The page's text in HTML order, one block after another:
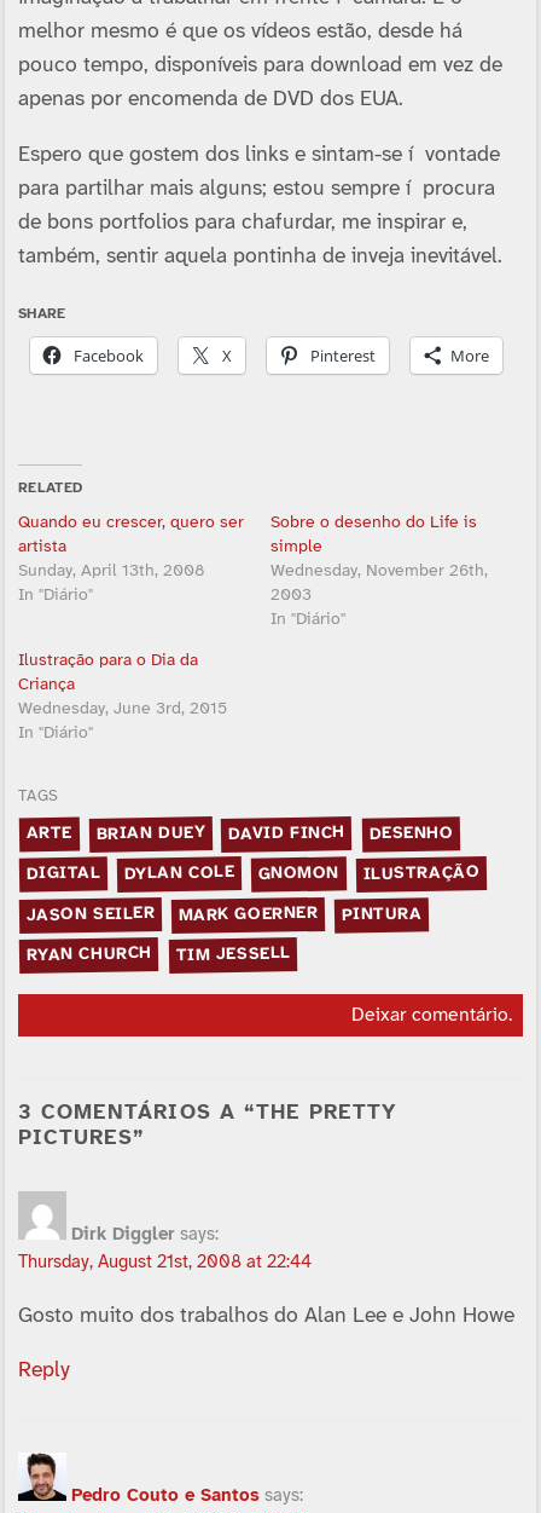
melhor mesmo é que os ví­deos estão, desde há
pouco tempo, disponí­veis para download em vez de
apenas por encomenda de DVD dos EUA.
Espero que gostem dos links e sintam-se í vontade
para partilhar mais alguns; estou sempre í procura
de bons portfolios para chafurdar, me inspirar e,
também, sentir aquela pontinha de inveja inevitável.
SHARE
Facebook X Pinterest More
RELATED
Quando eu crescer, quero ser
artista
Sunday, April 13th, 2008
In "Diário"
Sobre o desenho do Life is
simple
Wednesday, November 26th,
2003
In "Diário"
Ilustração para o Dia da
Criança
Wednesday, June 3rd, 2015
In "Diário"
TAGS
ARTE BRIAN DUEY DAVID FINCH DESENHO
DIGITAL DYLAN COLE GNOMON ILUSTRAÇÃO
JASON SEILER MARK GOERNER PINTURA
RYAN CHURCH TIM JESSELL
Deixar comentário.
3 COMENTÁRIOS A “THE PRETTY
PICTURES”
Dirk Diggler says:
Thursday, August 21st, 2008 at 22:44
Gosto muito dos trabalhos do Alan Lee e John Howe
Reply
Pedro Couto e Santos says: